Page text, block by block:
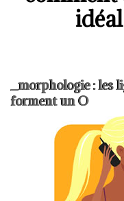
_morphologie : les
forment un O